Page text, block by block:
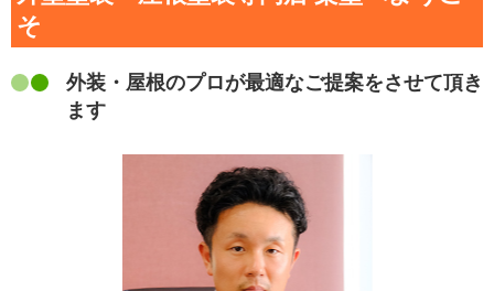
そ
外装・屋根のプロが最適なご提案をさせて頂き
ます